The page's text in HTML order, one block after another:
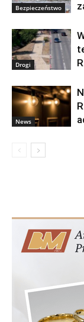
Bezpieczeństwo
Drogi
News